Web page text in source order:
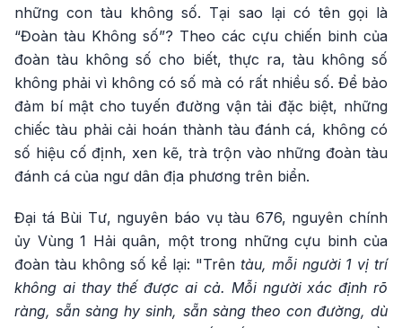
những con tàu không số. Tại sao lại có tên gọi là
“Đoàn tàu Không số”? Theo các cựu chiến binh của
đoàn tàu không số cho biết, thực ra, tàu không số
không phải vì không có số mà có rất nhiều số. Để bảo
đảm bí mật cho tuyến đường vận tải đặc biệt, những
chiếc tàu phải cải hoán thành tàu đánh cá, không có
số hiệu cố định, xen kẽ, trà trộn vào những đoàn tàu
đánh cá của ngư dân địa phương trên biển.
Đại tá Bùi Tư, nguyên báo vụ tàu 676, nguyên chính
ủy Vùng 1 Hải quân, một trong những cựu binh của
đoàn tàu không số kể lại: "Trên tàu, mỗi người 1 vị trí
không ai thay thế được ai cả. Mỗi người xác định rõ
ràng, sẵn sàng hy sinh, sẵn sàng theo con đường, dù